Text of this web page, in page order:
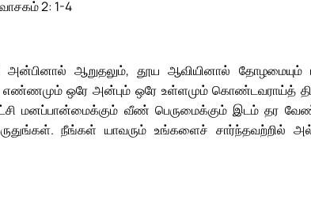
வாசகம் 2: 1-4
அன்பினால் ஆறுதலும், தூய ஆவியினால் தோழமையும்
ஒரே அன்பும் ஒரே உள்ளமும் கொண்டவராய்த்
மனப்பான்மைக்கும் வீண் பெருமைக்கும் இடம் தர
நீங்கள் யாவரும் உங்களைச் சார்ந்தவற்றில்